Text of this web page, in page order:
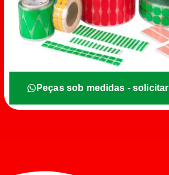
Peças sob medidas - solicitar